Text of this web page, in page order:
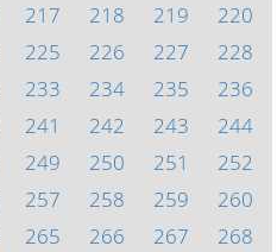
217 218 219
220
225 226 227
228
233 234 235
236
241 242 243
244
249 250 251
252
257 258 259
260
265 266 267
268